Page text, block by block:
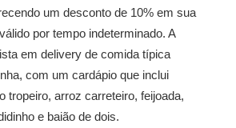
um desconto de 10% em sua
por tempo indeterminado. A
em delivery de comida típica
com um cardápio que inclui
tropeiro, arroz carreteiro, feijoada,
e baião de dois.